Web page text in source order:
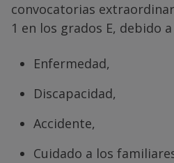
convocatorias
1 en los grados E, debido
Enfermedad,
Discapacidad,
Accidente,
Cuidado a los